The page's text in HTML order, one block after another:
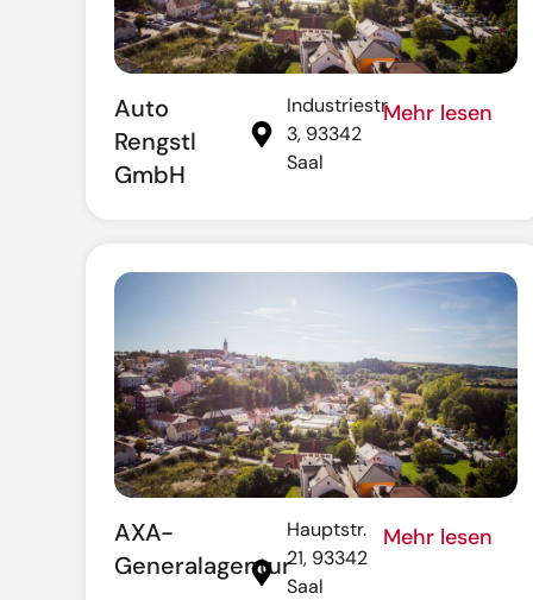
Auto
Rengstl
GmbH
Industriestr.
3, 93342
Saal
Mehr lesen
AXA-
Generalagentur
Hauptstr.
21, 93342
Saal
Mehr lesen